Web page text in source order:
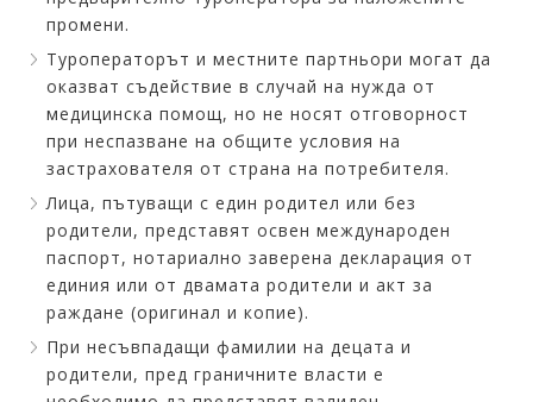
промени.
Туроператорът и местните партньори могат да
оказват съдействие в случай на нужда от
медицинска помощ, но не носят отговорност
при неспазване на общите условия на
застрахователя от страна на потребителя.
Лица, пътуващи с един родител или без
родители, представят освен международен
паспорт, нотариално заверена декларация от
единия или от двамата родители и акт за
раждане (оригинал и копие).
При несъвпадащи фамилии на децата и
родители, пред граничните власти е